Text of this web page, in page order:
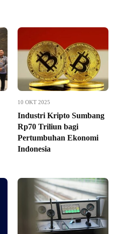
10 OKT 2025
Industri Kripto Sumbang
Rp70 Triliun bagi
Pertumbuhan Ekonomi
Indonesia